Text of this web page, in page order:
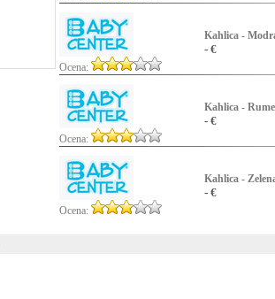
Ocena:
Kahlica -
- €
Ocena:
Kahlica -
- €
Ocena:
Kahlica -
- €